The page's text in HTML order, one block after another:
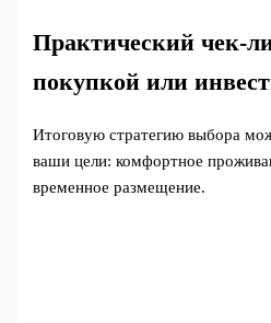
Практический чек-
покупкой или
Итоговую стратегию выбора
ваши цели: комфортное
временное размещение.